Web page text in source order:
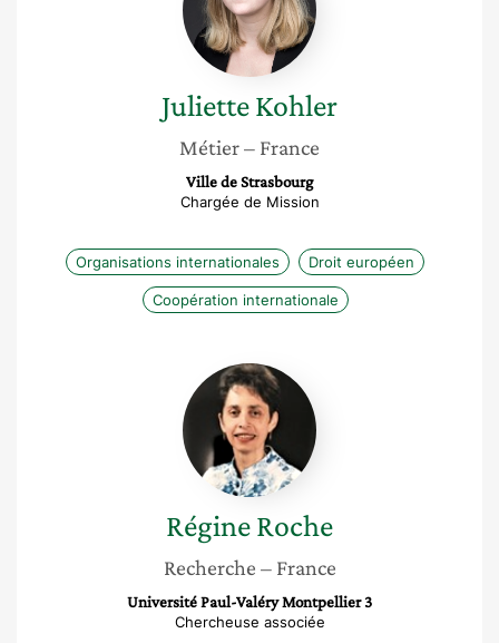
JulietteKohler
Métier– France
Ville de Strasbourg
Chargée de Mission
Organisations internationales Droit européen
Coopération internationale
Régine
Roche
RégineRoche
Recherche – France
Université Paul-Valéry Montpellier 3
Chercheuse associée